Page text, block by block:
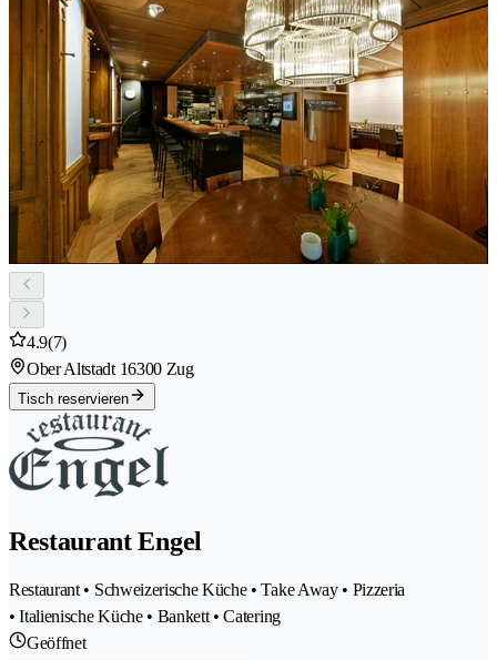
4.9(7)
Ober Altstadt 16300 Zug
Tisch reservieren
Restaurant Engel
Restaurant • Schweizerische Küche • Take Away • Pizzeria
• Italienische Küche • Bankett • Catering
Geöffnet